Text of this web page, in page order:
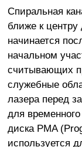
Спиральная
ближе к
начинается
начальном
считывающих
служебные
лазера перед
для
диска PMA
используется